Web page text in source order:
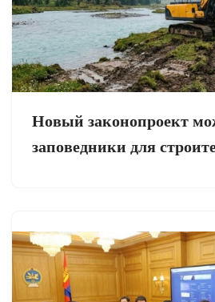
Новый законопроект
заповедники для